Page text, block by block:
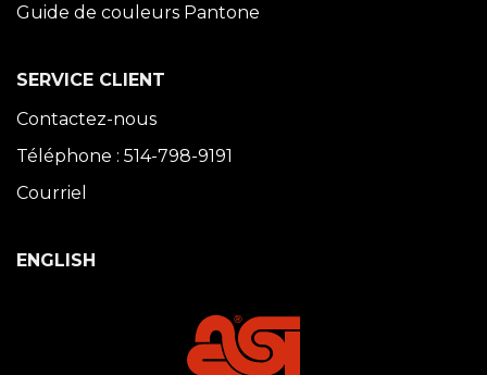
Guide de couleurs Pantone
SERVICE CLIENT
Contactez-nous
Téléphone : 514-798-9191
Courriel
ENGLISH